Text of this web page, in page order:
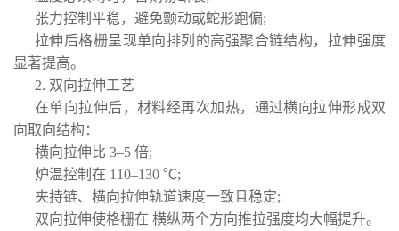
张力控制平稳，避免颤动或蛇形跑偏;
拉伸后格栅呈现单向排列的高强聚合链结构，拉伸强度
显著提高。
2. 双向拉伸工艺
在单向拉伸后，材料经再次加热，通过横向拉伸形成双
向取向结构：
横向拉伸比 3–5 倍;
炉温控制在 110–130 ℃;
夹持链、横向拉伸轨道速度一致且稳定;
双向拉伸使格栅在 横纵两个方向推拉强度均大幅提升。